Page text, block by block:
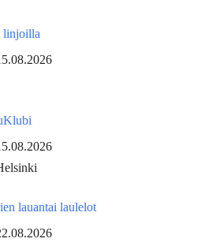
linjoilla
lauantai laulelot